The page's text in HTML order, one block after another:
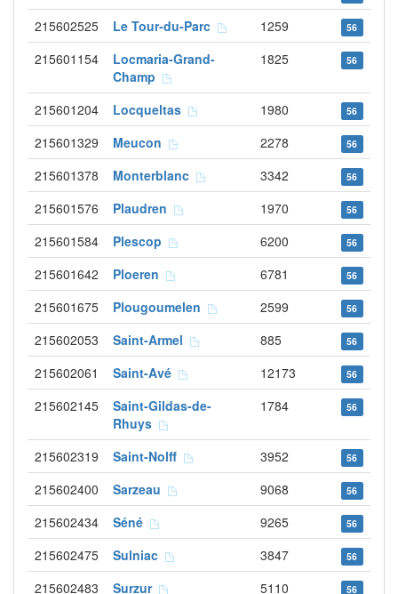
215602525 Le Tour-du-Parc 1259 56
215601154
Locmaria-Grand-
Champ
1825 56
215601204 Locqueltas 1980 56
215601329 Meucon 2278 56
215601378 Monterblanc 3342 56
215601576 Plaudren 1970 56
215601584 Plescop 6200 56
215601642 Ploeren 6781 56
215601675 Plougoumelen 2599 56
215602053 Saint-Armel 885 56
215602061 Saint-Avé 12173 56
215602145
Saint-Gildas-de-
Rhuys
1784 56
215602319 Saint-Nolff 3952 56
215602400 Sarzeau 9068 56
215602434 Séné 9265 56
215602475 Sulniac 3847 56
215602483 Surzur 5110 56